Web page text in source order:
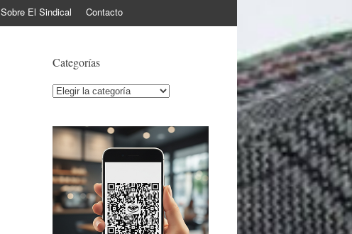
Sobre El Sindical Contacto
Categorías
Categorías